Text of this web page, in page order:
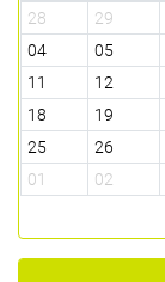
28
29
04
05
11
12
18
19
25
26
01
02